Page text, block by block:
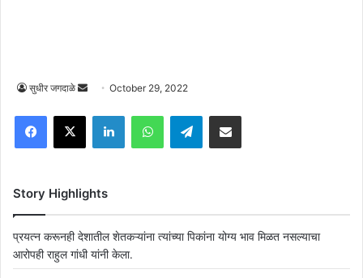
सुधीर जगदाळे
Send
email
October 29, 2022
Facebook
X LinkedInWhatsAppTelegramShare via Email
Story Highlights
प्रयत्न करूनही देशातील शेतकऱ्यांना त्यांच्या पिकांना योग्य भाव मिळत नसल्याचा
आरोपही राहुल गांधी यांनी केला.